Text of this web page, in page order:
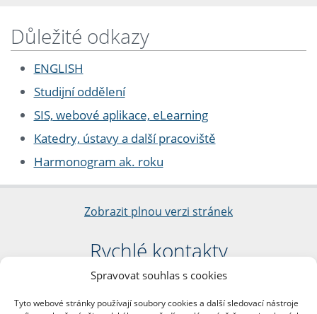
Spravovat souhlas s cookies
Tyto webové stránky používají soubory cookies a další sledovací nástroje
Důležité odkazy
ENGLISH
Studijní oddělení
SIS, webové aplikace, eLearning
Katedry, ústavy a další pracoviště
Harmonogram ak. roku
Zobrazit plnou verzi stránek
Rychlé kontakty
Filozofická fakulta
nám. Jana Palacha 1/2